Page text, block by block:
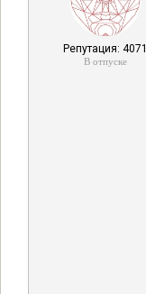
Репутация: 4071
В отпуске